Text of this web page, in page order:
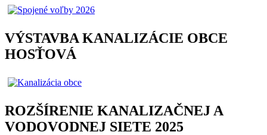
VÝSTAVBA KANALIZÁCIE OBCE
HOSŤOVÁ
ROZŠÍRENIE KANALIZAČNEJ A
VODOVODNEJ SIETE 2025